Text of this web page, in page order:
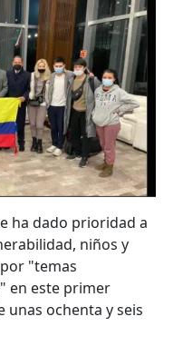
ha dado prioridad a
niños y
"temas
en este primer
unas ochenta y seis